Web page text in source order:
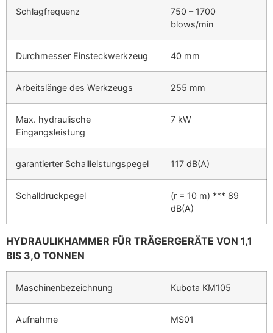
Schlagfrequenz
750 – 1700
blows/min
Durchmesser Einsteckwerkzeug 40 mm
Arbeitslänge des Werkzeugs 255 mm
Max. hydraulische
Eingangsleistung
7 kW
garantierter Schallleistungspegel 117 dB(A)
Schalldruckpegel
(r = 10 m) *** 89
dB(A)
HYDRAULIKHAMMER FÜR TRÄGERGERÄTE VON 1,1
BIS 3,0 TONNEN
Maschinenbezeichnung Kubota KM105
Aufnahme MS01